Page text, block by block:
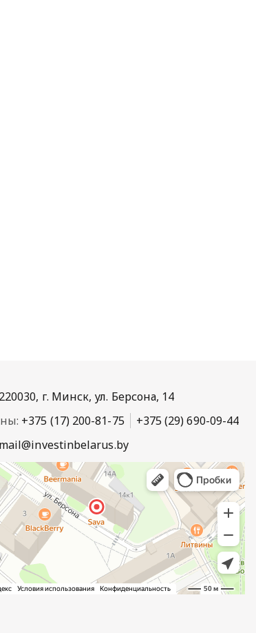
220030, г. Минск, ул. Берсона, 14
+375 (17) 200-81-75
+375 (29) 690-09-44
mail@investinbelarus.by